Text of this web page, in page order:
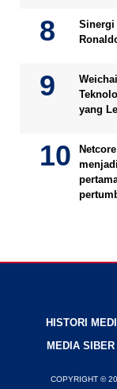
Sinergi
yang
HISTORI
MEDIA SIBER
COPYRIGHT ©